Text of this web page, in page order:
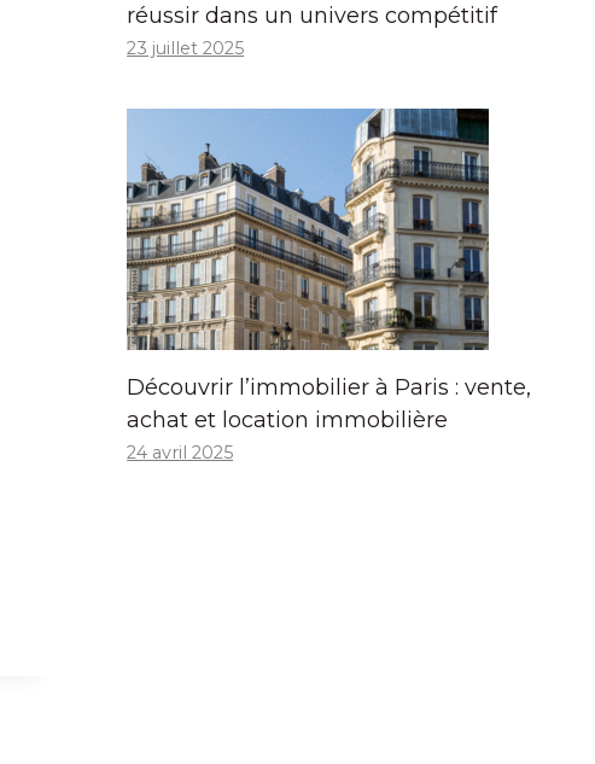
réussir dans un univers compétitif
23 juillet 2025
Découvrir l’immobilier à Paris : vente,
achat et location immobilière
24 avril 2025